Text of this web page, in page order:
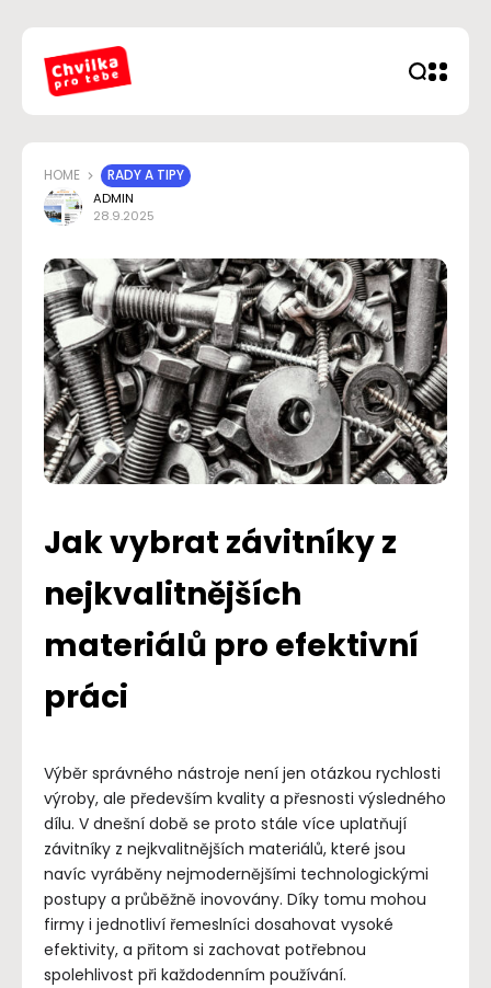
HOME
RADY A TIPY
ADMIN
28.9.2025
Jak vybrat závitníky z
nejkvalitnějších
materiálů pro efektivní
práci
Výběr správného nástroje není jen otázkou rychlosti
výroby, ale především kvality a přesnosti výsledného
dílu. V dnešní době se proto stále více uplatňují
závitníky z nejkvalitnějších materiálů, které jsou
navíc vyráběny nejmodernějšími technologickými
postupy a průběžně inovovány. Díky tomu mohou
firmy i jednotliví řemeslníci dosahovat vysoké
efektivity, a přitom si zachovat potřebnou
spolehlivost při každodenním používání.